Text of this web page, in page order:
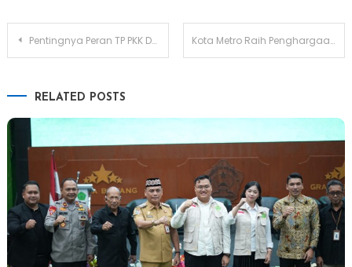
Navigasi
Pentingnya Peran TP PKK Dalam Tingkatkan Cakupan Posyandu Aktif dan Kualitas Pelayanan di Kota Metro. Kota Metro Raih Penghargaan Kota Sehat Tahun 2023 dari Kemenkes RI
RELATED POSTS